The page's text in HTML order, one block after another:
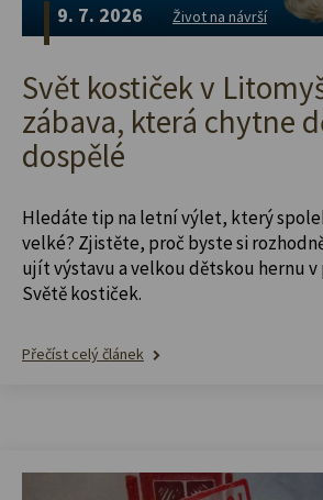
9. 7. 2026 Život na návrší
Svět kostiček v
zábava, která chytne
dospělé
Hledáte tip na letní výlet, který
velké? Zjistěte, proč byste si
ujít výstavu a velkou dětskou hernu
Světě kostiček.
Přečíst celý článek